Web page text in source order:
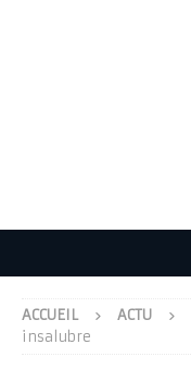
ACCUEIL ACTU
insalubre